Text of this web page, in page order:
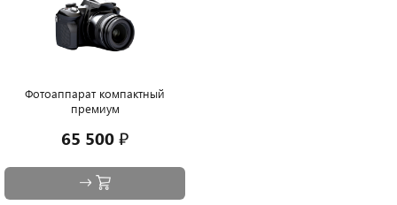
Фотоаппарат компактный
премиум
65 500 ₽